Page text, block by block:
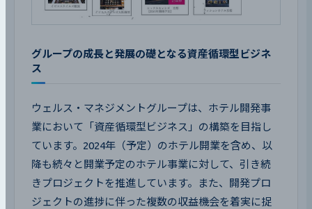
グループの成長と発展の礎となる資産循環型ビジネ
ス
ウェルス・マネジメントグループは、ホテル開発事
業において「資産循環型ビジネス」の構築を目指し
ています。2024年（予定）のホテル開業を含め、以
降も続々と開業予定のホテル事業に対して、引き続
きプロジェクトを推進しています。また、開発プロ
ジェクトの進捗に伴った複数の収益機会を着実に捉